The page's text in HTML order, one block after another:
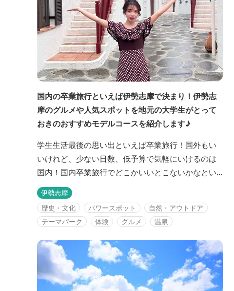
国内の卒業旅行といえば伊勢志摩で決まり！伊勢志
摩のグルメや人気スポットを地元の大学生がとって
おきのおすすめモデルコースを紹介します♪
学生生活最後の思い出といえば卒業旅行！国外もい
いけれど、少ない日数、低予算で気軽にいけるのは
国内！国内卒業旅行でどこかいいとこないかなとい
う方、三重県はいかがですか！ 旅の魅力が盛りだく
さんの伊勢志摩エリアは、皆さんがご存じの通り
「伊勢神宮」や「おかげ横丁」、「志摩地中海村」
や「志摩スペイン村」などがあります。風情ある古
の街並みからスペイン風の海外を感じられる場所ま
で多彩な風景が楽しめます...
伊勢志摩
歴史・文化
パワースポット
自然・アウトドア
テーマパーク
体験 グルメ 温泉